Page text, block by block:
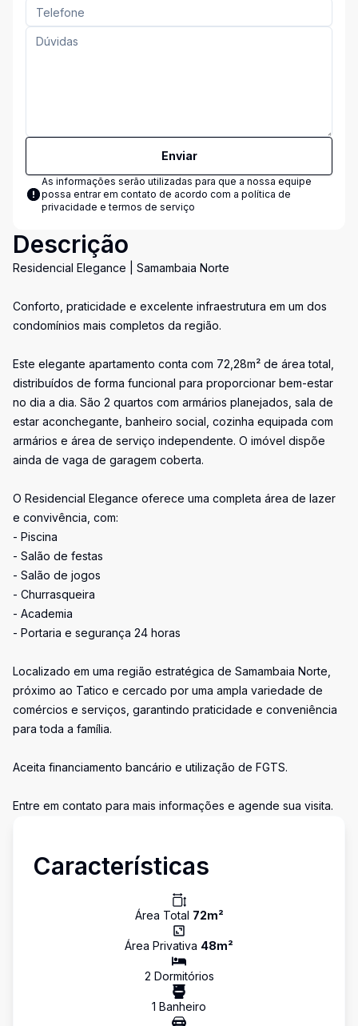
Enviar
As informações serão utilizadas para que a nossa equipe
possa entrar em contato de acordo com a política de
privacidade e termos de serviço
Descrição
Residencial Elegance | Samambaia Norte
Conforto, praticidade e excelente infraestrutura em um dos
condomínios mais completos da região.
Este elegante apartamento conta com 72,28m² de área total,
distribuídos de forma funcional para proporcionar bem-estar
no dia a dia. São 2 quartos com armários planejados, sala de
estar aconchegante, banheiro social, cozinha equipada com
armários e área de serviço independente. O imóvel dispõe
ainda de vaga de garagem coberta.
O Residencial Elegance oferece uma completa área de lazer
e convivência, com:
- Piscina
- Salão de festas
- Salão de jogos
- Churrasqueira
- Academia
- Portaria e segurança 24 horas
Localizado em uma região estratégica de Samambaia Norte,
próximo ao Tatico e cercado por uma ampla variedade de
comércios e serviços, garantindo praticidade e conveniência
para toda a família.
Aceita financiamento bancário e utilização de FGTS.
Entre em contato para mais informações e agende sua visita.
Características
Área Total 72m²
Área Privativa 48m²
2 Dormitórios
1 Banheiro